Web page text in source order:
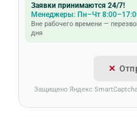
Заявки принимаются 24/7!
Менеджеры: Пн–Чт
Вне рабочего времени —
дня
Защищено Яндекс